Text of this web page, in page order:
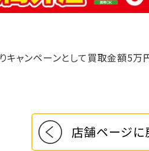
ャンペーンとして買取金額5万
店舗ページに